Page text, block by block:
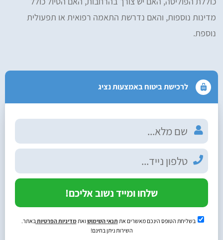
מדינות נוספות, והאם נדרשת התאמה רפואית או תפעולית
נוספת.
לרכישת ביטוח באמצעות נציג
שלחו ומייד נשוב אליכם!
בשליחת הטופס הינכם מאשרים את תנאי השימוש ואתמדיניות הפרטיותבאתר.
השירות ניתן בחינם!